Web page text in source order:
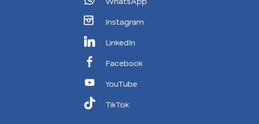
Instagram
LinkedIn
Facebook
YouTube
TikTok